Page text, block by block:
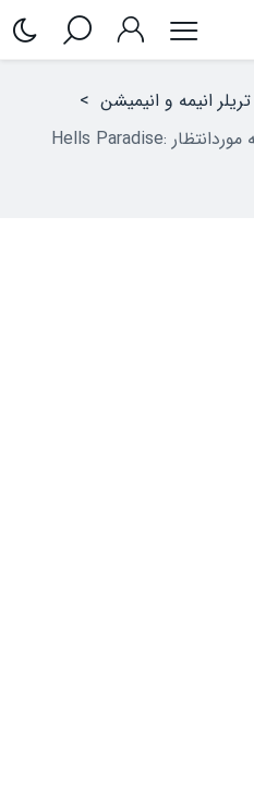
تریلر انیمه‌ و انیمیشن >
تماشا کنید: تیزر فصل دوم انیمه موردانتظار Hells Paradise: